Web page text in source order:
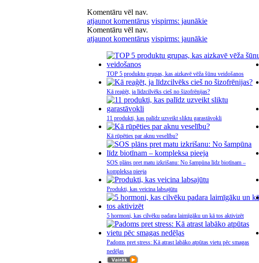
Komentāru vēl nav.
atjaunot komentārus vispirms: jaunākie
Komentāru vēl nav.
atjaunot komentārus vispirms: jaunākie
TOP 5 produktu grupas, kas aizkavē vēža šūnu veidošanos
Kā reaģēt, ja līdzcilvēks cieš no šizofrēnijas?
11 produkti, kas palīdz uzveikt sliktu garastāvokli
Kā rūpēties par aknu veselību?
SOS plāns pret matu izkrišanu: No šampūna līdz biotīnam –
kompleksa pieeja
Produkti, kas veicina labsajūtu
5 hormoni, kas cilvēku padara laimīgāku un kā tos aktivizēt
Padoms pret stress: Kā atrast labāko atpūtas vietu pēc smagas
nedēļas